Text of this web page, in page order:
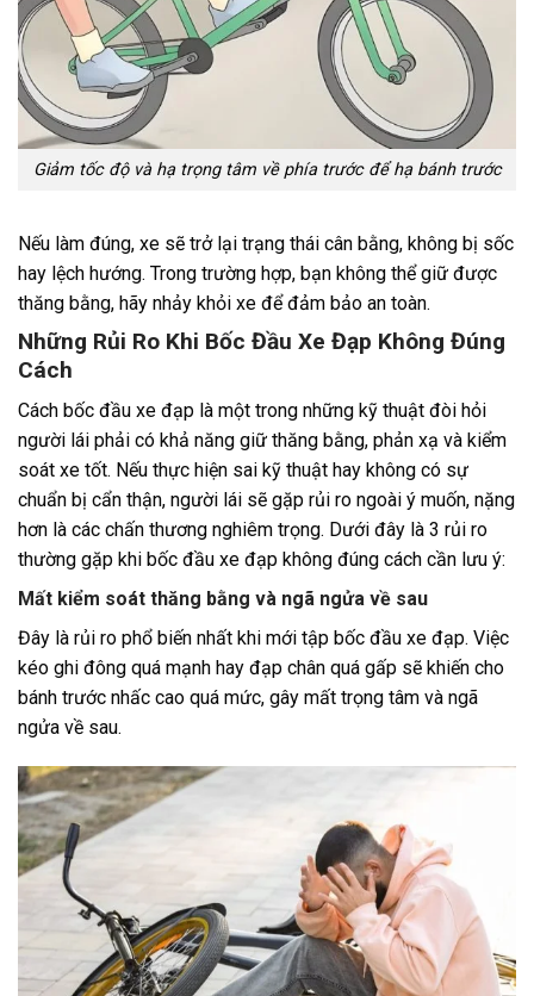
Giảm tốc độ và hạ trọng tâm về phía trước để hạ bánh trước
Nếu làm đúng, xe sẽ trở lại trạng thái cân bằng, không bị sốc
hay lệch hướng. Trong trường hợp, bạn không thể giữ được
thăng bằng, hãy nhảy khỏi xe để đảm bảo an toàn.
Những Rủi Ro Khi Bốc Đầu Xe Đạp Không Đúng
Cách
Cách bốc đầu xe đạp là một trong những kỹ thuật đòi hỏi
người lái phải có khả năng giữ thăng bằng, phản xạ và kiểm
soát xe tốt. Nếu thực hiện sai kỹ thuật hay không có sự
chuẩn bị cẩn thận, người lái sẽ gặp rủi ro ngoài ý muốn, nặng
hơn là các chấn thương nghiêm trọng. Dưới đây là 3 rủi ro
thường gặp khi bốc đầu xe đạp không đúng cách cần lưu ý:
Mất kiểm soát thăng bằng và ngã ngửa về sau
Đây là rủi ro phổ biến nhất khi mới tập bốc đầu xe đạp. Việc
kéo ghi đông quá mạnh hay đạp chân quá gấp sẽ khiến cho
bánh trước nhấc cao quá mức, gây mất trọng tâm và ngã
ngửa về sau.